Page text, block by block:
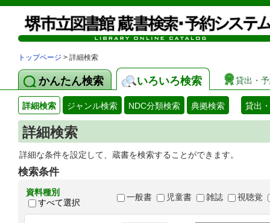
トップページ > 詳細検索
かんたん検索 いろいろ検索 貸出・
詳細検索 ジャンル検索 NDC分類検索 典拠検索 貸出
詳細検索
詳細な条件を設定して、蔵書を検索することができます。
検索条件
資料種別
すべて選択
一般書 児童書 雑誌 視聴覚